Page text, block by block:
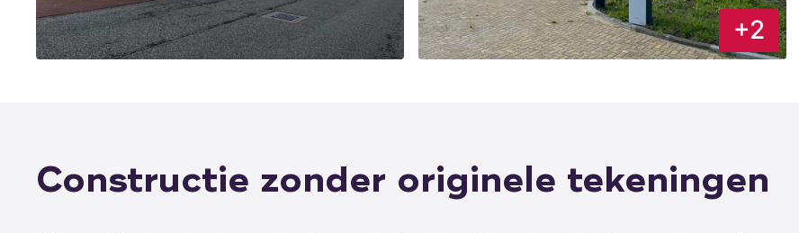
+2
Constructie zonder originele tekeningen